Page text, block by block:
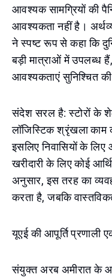
आवश्यक सामग्रियों की
आवश्यकता नहीं है।
ने स्पष्ट रूप से कहा कि
बड़ी मात्राओं में उपलब्ध
आवश्यकताएं सुनिश्चित
संदेश सरल है: स्टोरों के
लॉजिस्टिक श्रृंखला काम
इसलिए निवासियों के लिए
खरीदारी के लिए कोई
अनुसार, इस तरह का
करता है, जबकि
यूएई की आपूर्ति प्रणाली
संयुक्त अरब अमीरात के